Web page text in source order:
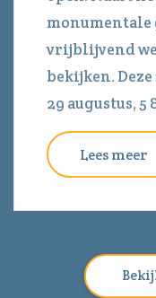
monumentale
vrijblijvend
bekijken.
29 augustus, 5
Lees meer